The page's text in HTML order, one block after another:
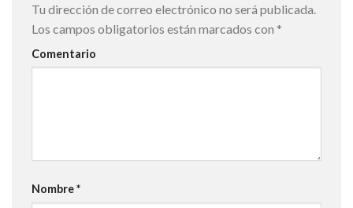
Tu dirección de correo electrónico no será publicada.
Los campos obligatorios están marcados con *
Comentario
Nombre*